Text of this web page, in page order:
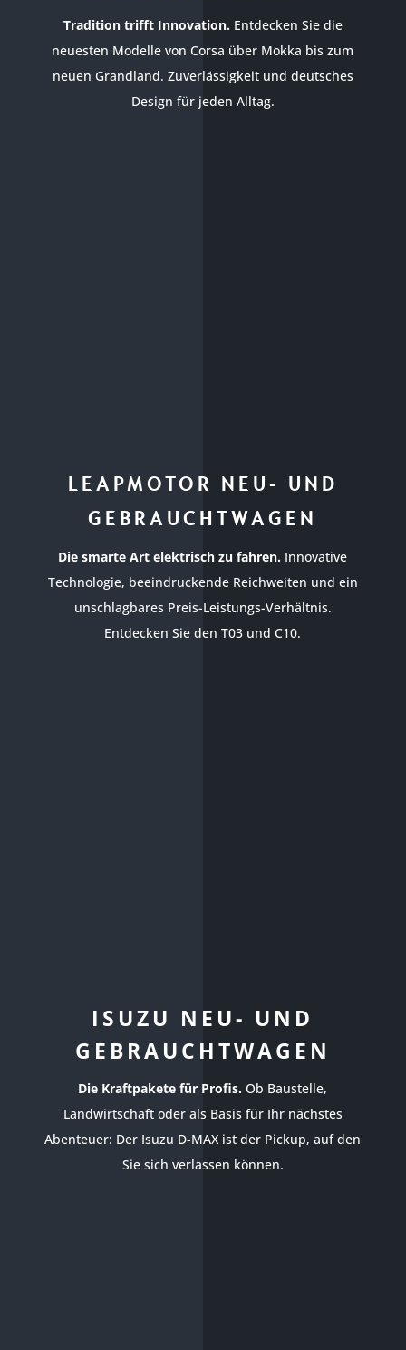
Tradition trifft Innovation.Entdecken Sie die
neuesten Modelle von Corsa über Mokka bis zum
neuen Grandland. Zuverlässigkeit und deutsches
Design für jeden Alltag.
LEAPMOTOR NEU- UND
GEBRAUCHTWAGEN
Die smarte Art elektrisch zu fahren. Innovative
Technologie, beeindruckende Reichweiten und ein
unschlagbares Preis-Leistungs-Verhältnis.
Entdecken Sie den T03 und C10.
ISUZU NEU- UND
GEBRAUCHTWAGEN
Die Kraftpakete für Profis. Ob Baustelle,
Landwirtschaft oder als Basis für Ihr nächstes
Abenteuer: Der Isuzu D-MAX ist der Pickup, auf den
Sie sich verlassen können.